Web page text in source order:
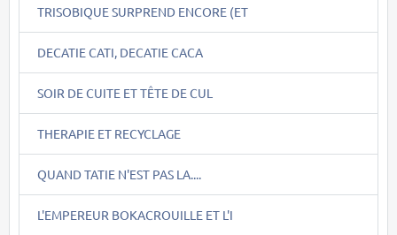
TRISOBIQUE SURPREND ENCORE (ET
DECATIE CATI, DECATIE CACA
SOIR DE CUITE ET TÊTE DE CUL
THERAPIE ET RECYCLAGE
QUAND TATIE N'EST PAS LA....
L'EMPEREUR BOKACROUILLE ET L'I